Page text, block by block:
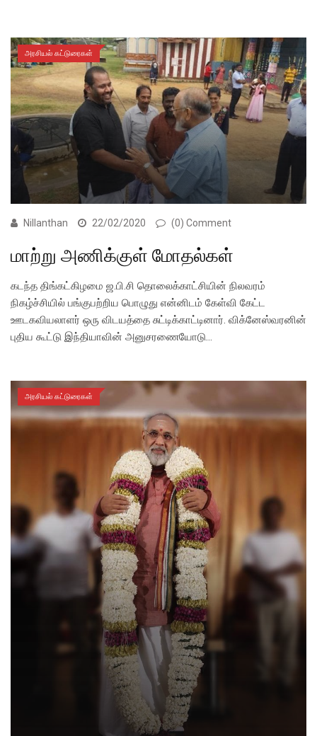
அரசியல் கட்டுரைகள்
Nillanthan 22/02/2020 (0) Comment
மாற்று அணிக்குள் மோதல்கள்
கடந்த திங்கட்கிழமை ஜ.பி.சி தொலைக்காட்சியின் நிலவரம்
நிகழ்ச்சியில் பங்குபற்றிய பொழுது என்னிடம் கேள்வி கேட்ட
ஊடகவியலாளர் ஒரு விடயத்தை சுட்டிக்காட்டினார். விக்னேஸ்வரனின்
புதிய கூட்டு இந்தியாவின் அனுசரணையோடு…
அரசியல் கட்டுரைகள்